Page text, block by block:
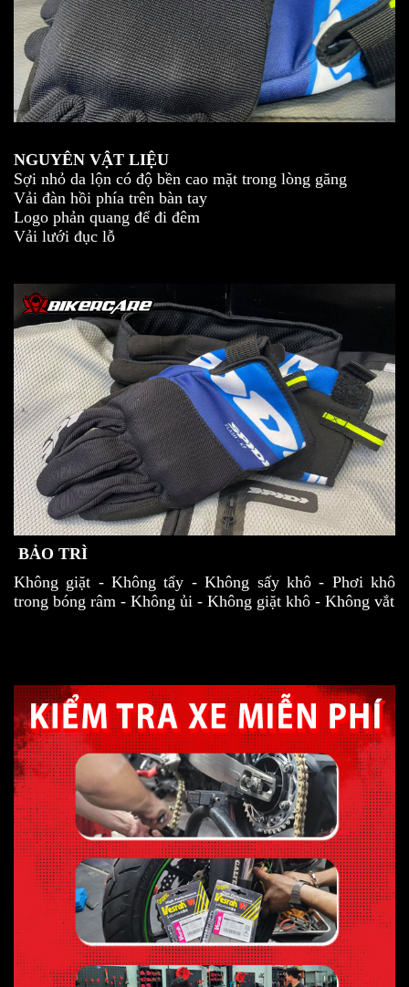
NGUYÊN VẬT LIỆU
Sợi nhỏ da lộn có độ bền cao mặt trong lòng găng
Vải đàn hồi phía trên bàn tay
Logo phản quang để đi đêm
Vải lưới đục lỗ
BẢO TRÌ
Không giặt - Không tẩy - Không sấy khô - Phơi khô
trong bóng râm - Không ủi - Không giặt khô - Không vắt